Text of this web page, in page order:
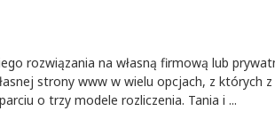
rozwiązania na własną firmową lub
strony www w wielu opcjach, z
o trzy modele rozliczenia. Tania i ...